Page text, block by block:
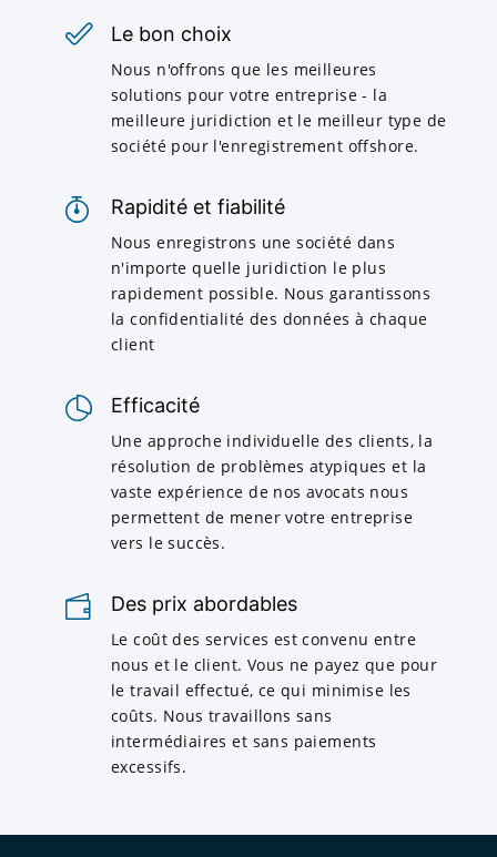
Le bon choix
Nous n'offrons que les meilleures
solutions pour votre entreprise - la
meilleure juridiction et le meilleur type de
société pour l'enregistrement offshore.
Rapidité et fiabilité
Nous enregistrons une société dans
n'importe quelle juridiction le plus
rapidement possible. Nous garantissons
la confidentialité des données à chaque
client
Efficacité
Une approche individuelle des clients, la
résolution de problèmes atypiques et la
vaste expérience de nos avocats nous
permettent de mener votre entreprise
vers le succès.
Des prix abordables
Le coût des services est convenu entre
nous et le client. Vous ne payez que pour
le travail effectué, ce qui minimise les
coûts. Nous travaillons sans
intermédiaires et sans paiements
excessifs.